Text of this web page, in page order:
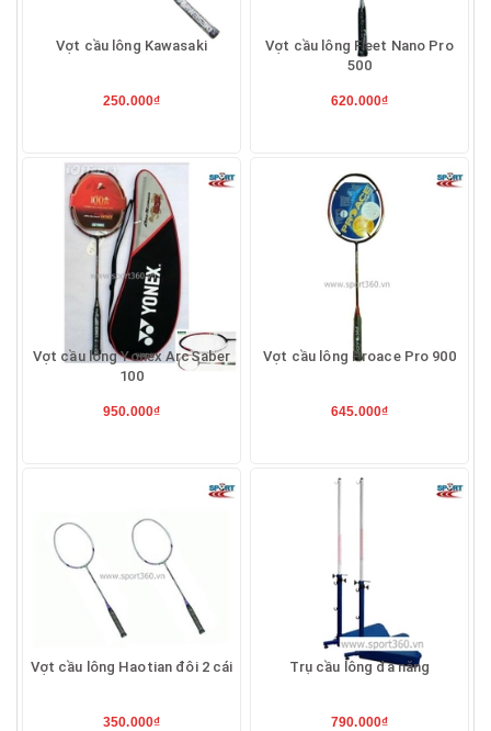
Vợt cầu lông Kawasaki
250.000₫
Vợt cầu lông Fleet Nano Pro
500
620.000₫
Vợt cầu lông Yonex ArcSaber
100
950.000₫
Vợt cầu lông Proace Pro 900
645.000₫
Vợt cầu lông Haotian đôi 2 cái
350.000₫
Trụ cầu lông đa năng
790.000₫